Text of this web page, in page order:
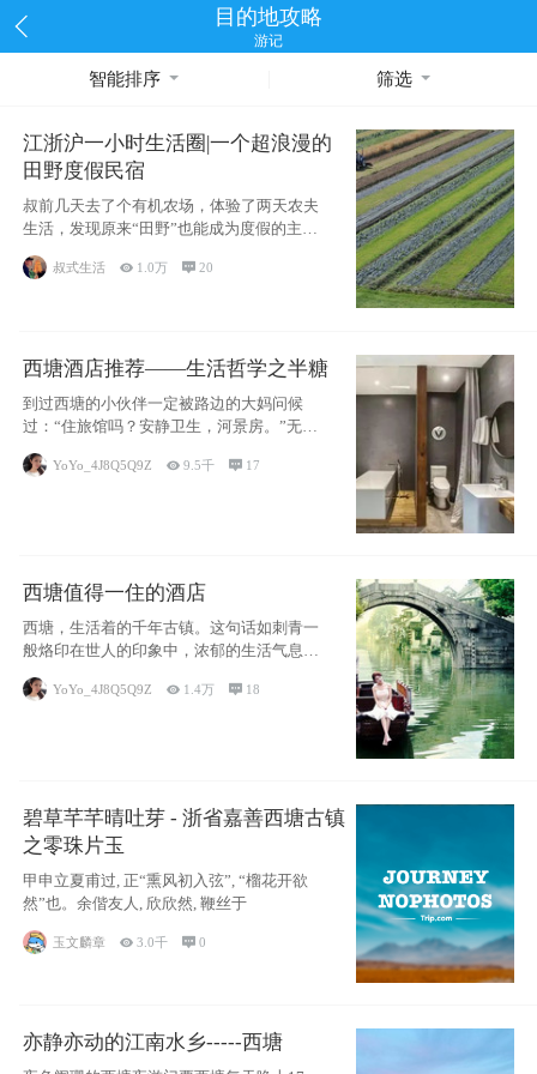
目的地攻略
游记
智能排序 筛选
江浙沪一小时生活圈|一个超浪漫的
田野度假民宿
叔前几天去了个有机农场，体验了两天农夫
生活，发现原来“田野”也能成为度假的主旋
律。江
叔式生活  1.0万 20
西塘酒店推荐——生活哲学之半糖
到过西塘的小伙伴一定被路边的大妈问候
过：“住旅馆吗？安静卫生，河景房。”无意
YoYo_4J8Q5Q9Z 9.5千  17
西塘值得一住的酒店
西塘，生活着的千年古镇。这句话如刺青一
般烙印在世人的印象中，浓郁的生活气息，
小桥流水
YoYo_4J8Q5Q9Z  1.4万  18
碧草芊芊晴吐芽 - 浙省嘉善西塘古镇
之零珠片玉
甲申立夏甫过, 正“熏风初入弦”, “榴花开欲
然”也。余偕友人, 欣欣然, 鞭丝于
玉文麟章  3.0千 0
亦静亦动的江南水乡-----西塘